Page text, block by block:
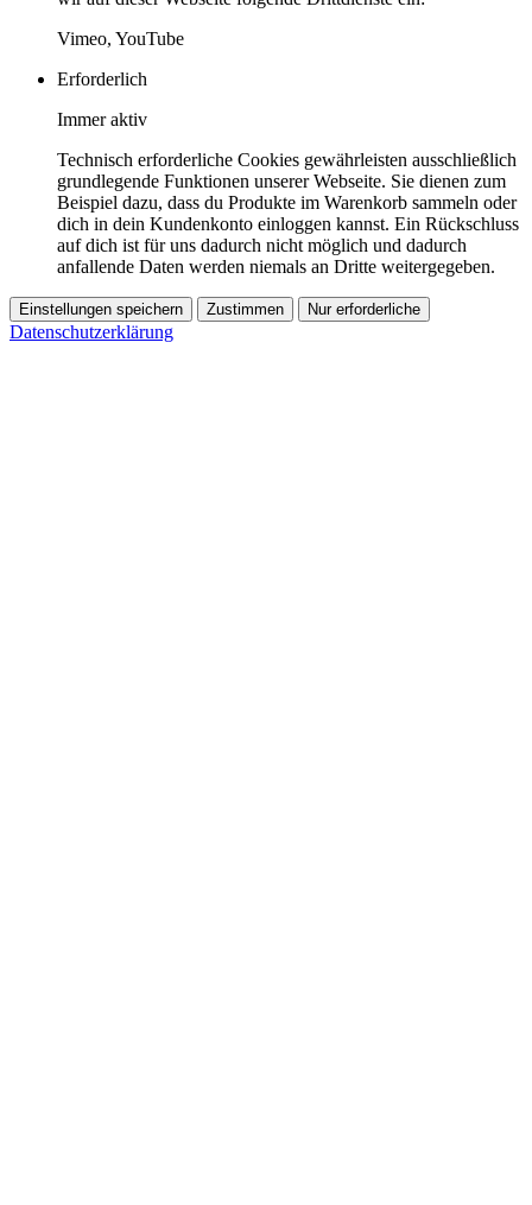
Vimeo, YouTube
Erforderlich
Immer aktiv
Technisch erforderliche Cookies gewährleisten ausschließlich
grundlegende Funktionen unserer Webseite. Sie dienen zum
Beispiel dazu, dass du Produkte im Warenkorb sammeln oder
dich in dein Kundenkonto einloggen kannst. Ein Rückschluss
auf dich ist für uns dadurch nicht möglich und dadurch
anfallende Daten werden niemals an Dritte weitergegeben.
Einstellungen speichern Zustimmen Nur erforderliche
Datenschutzerklärung